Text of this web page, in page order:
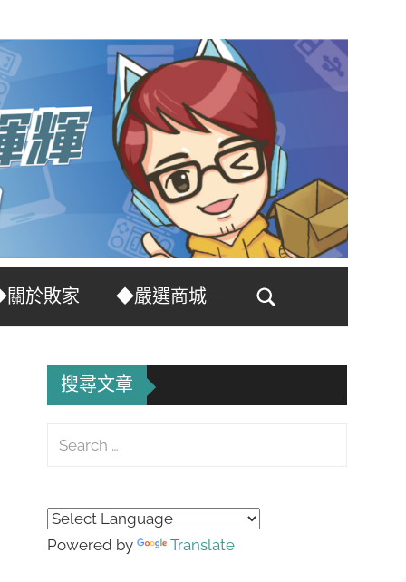
於敗家
◆嚴選商城
Search
搜尋文章
Search
Powered by Translate